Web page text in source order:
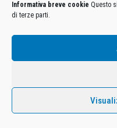
Informativa breve cookie Questo
di terze parti.